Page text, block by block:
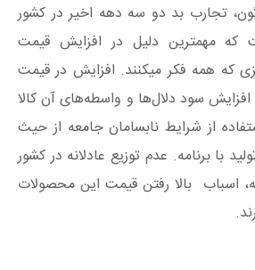
تجارب بد دو سه دهه اخیر در کشور
مهمترین دلیل در افزایش قیمت
که همه فکر میکنند. افزایش در قیمت
افزایش سود دلال‌ها و واسطه‌های آن کالا
از شرایط نابسامان جامعه از حیث
با برنامه. عدم توزیع عادلانه در کشور
اسباب بالا رفتن قیمت این محصولات